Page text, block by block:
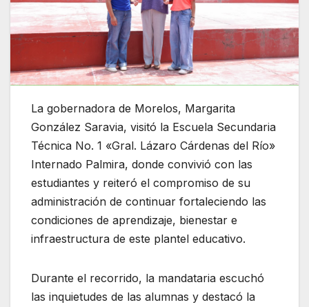
La gobernadora de Morelos, Margarita
González Saravia, visitó la Escuela Secundaria
Técnica No. 1 «Gral. Lázaro Cárdenas del Río»
Internado Palmira, donde convivió con las
estudiantes y reiteró el compromiso de su
administración de continuar fortaleciendo las
condiciones de aprendizaje, bienestar e
infraestructura de este plantel educativo.
Durante el recorrido, la mandataria escuchó
las inquietudes de las alumnas y destacó la